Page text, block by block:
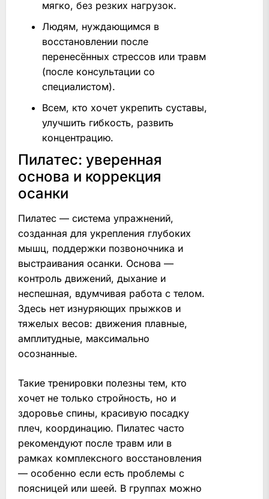
мягко, без резких нагрузок.
Людям, нуждающимся в
восстановлении после
перенесённых стрессов или травм
(после консультации со
специалистом).
Всем, кто хочет укрепить суставы,
улучшить гибкость, развить
концентрацию.
Пилатес: уверенная
основа и коррекция
осанки
Пилатес — система упражнений,
созданная для укрепления глубоких
мышц, поддержки позвоночника и
выстраивания осанки. Основа —
контроль движений, дыхание и
неспешная, вдумчивая работа с телом.
Здесь нет изнуряющих прыжков и
тяжелых весов: движения плавные,
амплитудные, максимально
осознанные.
Такие тренировки полезны тем, кто
хочет не только стройность, но и
здоровье спины, красивую посадку
плеч, координацию. Пилатес часто
рекомендуют после травм или в
рамках комплексного восстановления
— особенно если есть проблемы с
поясницей или шеей. В группах можно